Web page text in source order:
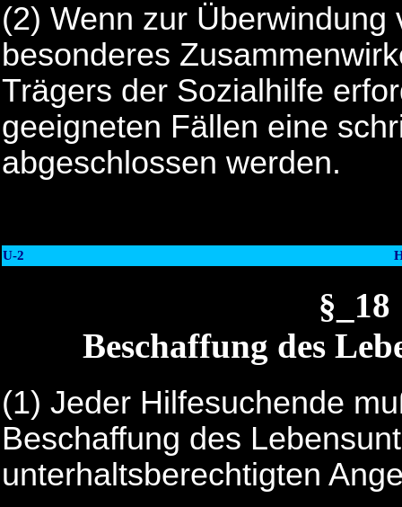
(2) Wenn zur
besonderes
Trägers der Sozialhilfe
geeigneten Fällen eine
abgeschlossen werden.
U-2
Beschaffung des
(1) Jeder Hilfesuchende
Beschaffung des
unterhaltsberechtigten